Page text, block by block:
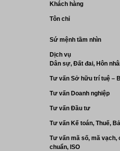
Khách hàng
Tôn chỉ
Sứ mệnh tầm nhìn
Dịch vụ
Dân sự, Đất đai, Hôn
Tư vấn Sở hữu trí tuệ –
Tư vấn Doanh nghiệp
Tư vấn Đầu tư
Tư vấn Kế toán, Thuế,
Tư vấn mã số, mã vạch,
chuẩn, ISO